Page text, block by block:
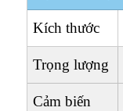
Kích thước
Trọng lượng
Cảm biến